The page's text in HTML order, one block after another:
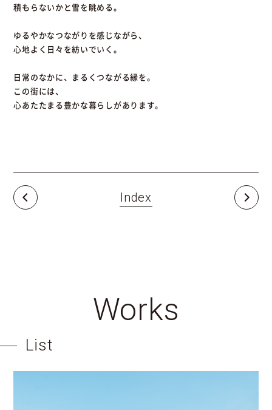
積もらないかと雪を眺める。
ゆるやかなつながりを感じながら、
心地よく日々を紡いでいく。
日常のなかに、まるくつながる縁を。
この街には、
心あたたまる豊かな暮らしがあります。
Index
Works
List